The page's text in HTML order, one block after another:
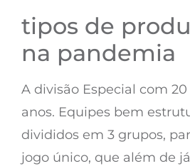
tipos de
na pandemia
A divisão Especial com
anos. Equipes bem
divididos em 3 grupos,
jogo único, que além de